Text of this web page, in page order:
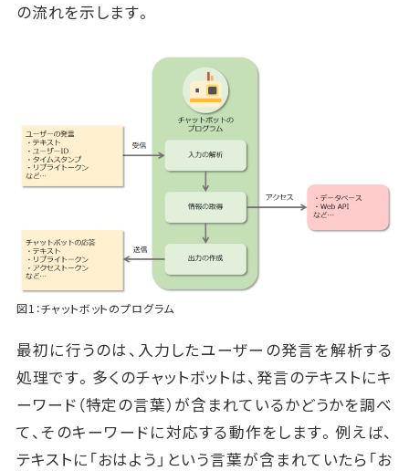
の流れを示します。
図1：チャットボットのプログラム
最初に行うのは、入力したユーザーの発言を解析する
処理です。多くのチャットボットは、発言のテキストにキ
ーワード（特定の言葉）が含まれているかどうかを調べ
て、そのキーワードに対応する動作をします。例えば、
テキストに「おはよう」という言葉が含まれていたら「お